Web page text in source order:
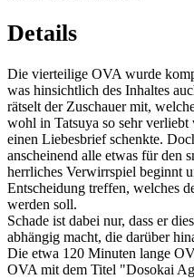
Details
Die vierteilige OVA wurde
was hinsichtlich des Inhaltes
rätselt der Zuschauer mit,
wohl in Tatsuya so sehr verliebt
einen Liebesbrief schenkte.
anscheinend alle etwas für den
herrliches Verwirrspiel beginnt
Entscheidung treffen, welches
werden soll.
Schade ist dabei nur, dass er
abhängig macht, die darüber
Die etwa 120 Minuten lange
OVA mit dem Titel "Dosokai